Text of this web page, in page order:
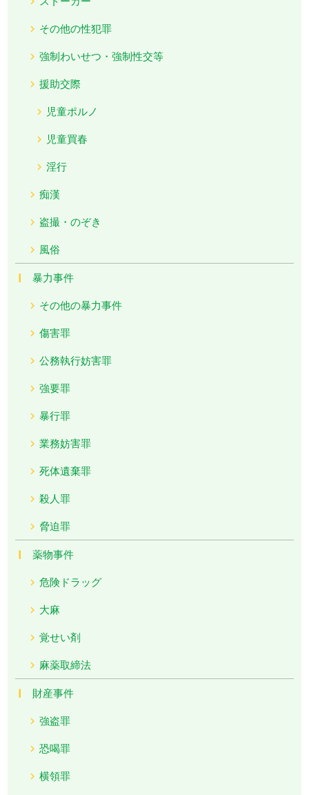
その他の性犯罪
強制わいせつ・強制性交等
援助交際
児童ポルノ
児童買春
淫行
痴漢
盗撮・のぞき
風俗
暴力事件
その他の暴力事件
傷害罪
公務執行妨害罪
強要罪
暴行罪
業務妨害罪
死体遺棄罪
殺人罪
脅迫罪
薬物事件
危険ドラッグ
大麻
覚せい剤
麻薬取締法
財産事件
強盗罪
恐喝罪
横領罪